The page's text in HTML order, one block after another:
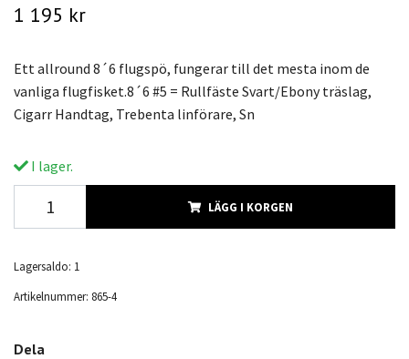
1 195 kr
Ett allround 8´6 flugspö, fungerar till det mesta inom de
vanliga flugfisket.8´6 #5 = Rullfäste Svart/Ebony träslag,
Cigarr Handtag, Trebenta linförare, Sn
I lager.
LÄGG I KORGEN
Lagersaldo: 1
Artikelnummer: 865-4
Dela